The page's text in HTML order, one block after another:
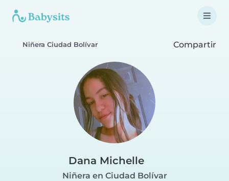
Niñera Ciudad Bolívar Compartir
Dana Michelle
Niñera en Ciudad Bolívar